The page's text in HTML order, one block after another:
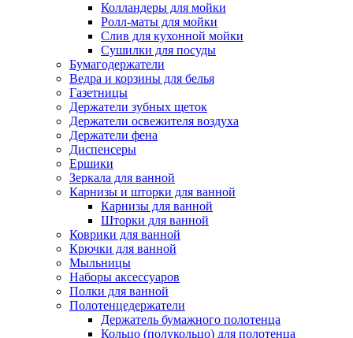
Колландеры для мойки
Ролл-маты для мойки
Слив для кухонной мойки
Сушилки для посуды
Бумагодержатели
Ведра и корзины для белья
Газетницы
Держатели зубных щеток
Держатели освежителя воздуха
Держатели фена
Диспенсеры
Ершики
Зеркала для ванной
Карнизы и шторки для ванной
Карнизы для ванной
Шторки для ванной
Коврики для ванной
Крючки для ванной
Мыльницы
Наборы аксессуаров
Полки для ванной
Полотенцедержатели
Держатель бумажного полотенца
Кольцо (полукольцо) для полотенца